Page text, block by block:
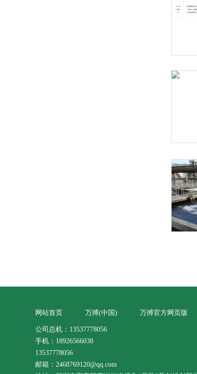
网站首页 万搏(中国) 万搏官方网页版
公司总机：13537778056
手机：18926566038
13537778056
邮箱：2468769120@qq.com